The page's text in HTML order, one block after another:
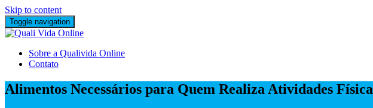
Skip to content
Toggle navigation
Sobre a Qualivida Online
Contato
Alimentos Necessários para Quem Realiza Atividades